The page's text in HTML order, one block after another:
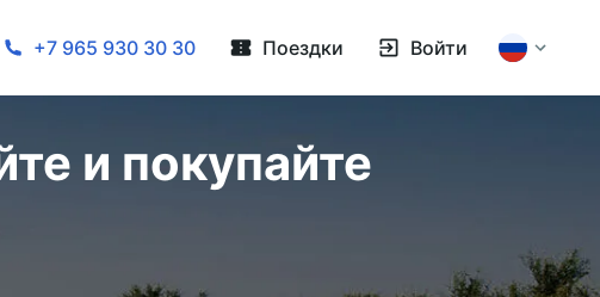
+7 965 930 30 30 Поездки Войти
и покупайте